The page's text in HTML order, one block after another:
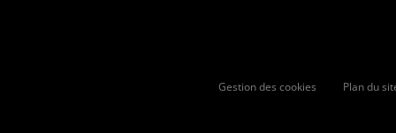
Gestion des cookies Plan du